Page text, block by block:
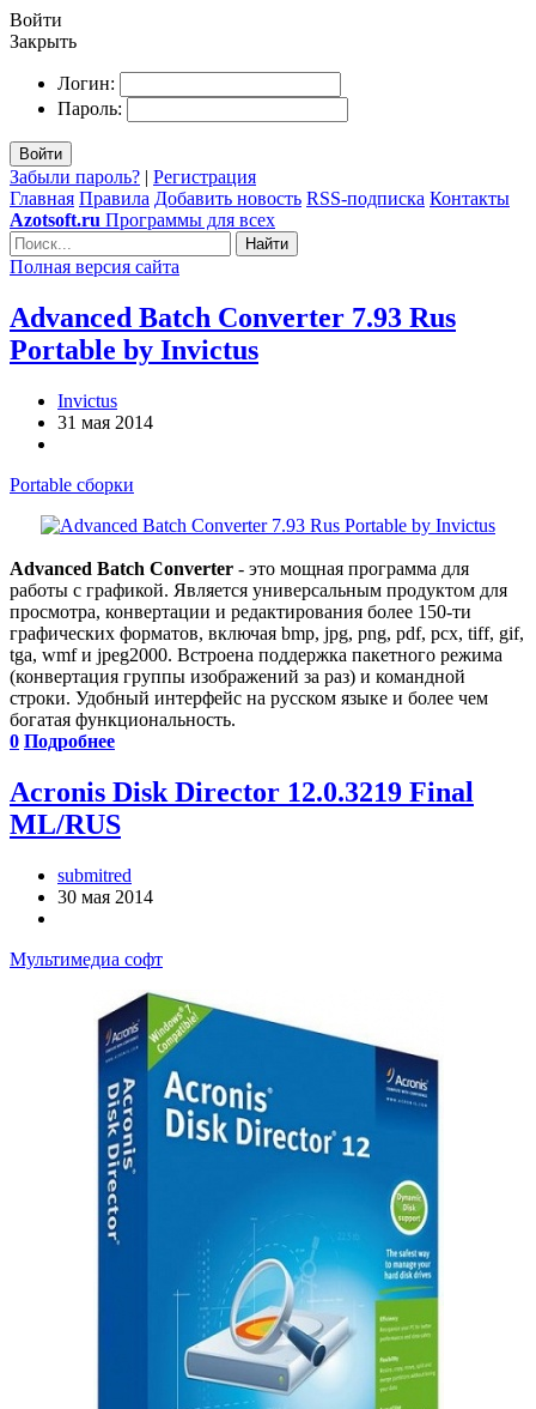
Войти
Закрыть
Логин:
Пароль:
Войти
Забыли пароль? | Регистрация
Главная Правила Добавить новость RSS-подписка Контакты
Azotsoft.ru Программы для всех
Найти
Полная версия сайта
Advanced Batch Converter 7.93 Rus
Portable by Invictus
Invictus
31 мая 2014
Portable сборки
Advanced Batch Converter - это мощная программа для
работы с графикой. Является универсальным продуктом для
просмотра, конвертации и редактирования более 150-ти
графических форматов, включая bmp, jpg, png, pdf, pcx, tiff, gif,
tga, wmf и jpeg2000. Встроена поддержка пакетного режима
(конвертация группы изображений за раз) и командной
строки. Удобный интерфейс на русском языке и более чем
богатая функциональность.
0 Подробнее
Acronis Disk Director 12.0.3219 Final
ML/RUS
submitred
30 мая 2014
Мультимедиа софт